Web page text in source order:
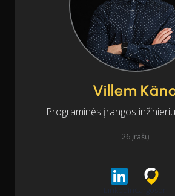
Villem
Programinės įrangos
26 įrašų